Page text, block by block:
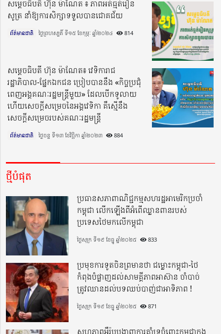
សម្តេចធិបតី ហ៊ុន ម៉ាណែត ៖ ភាពអត់ធ្មត់រៀន
សូត្រ នាំឱ្យការសិក្សាទទួលបានជោគជ័យ
ព័ត៌មានជាតិ ថ្ងៃព្រហស្បតិ៍ ទី១៥ ខែកុម្ភៈ ឆ្នាំ២០២៤​ 814
សម្ដេចធិបតី ហ៊ុន ម៉ាណែត៖ វេទិការាជ
រដ្ឋាភិបាល-ផ្នែកឯកជន ប្រៀបបាននឹង «កិច្ចប្រជុំ
ពេញអង្គគណៈរដ្ឋមន្ត្រីមួយ» ដែលបើកទូលាយ
ហើយសេចក្ដីសម្រេចនៃអង្គវេទិកា គឺស្មើនឹង
សេចក្ដីសម្រេចរបស់គណៈរដ្ឋមន្ត្រី
ព័ត៌មានជាតិ ថ្ងៃចន្ទ ទី១៣ ខែវិច្ឆិកា ឆ្នាំ២០២៣​ 884
ថ្មីបំផុត
ប្រធានសភាពាណិជ្ជកម្មសហរដ្ឋអាមេរិកប្រចាំ
កម្ពុជា លើកឡើងពីអំពើឈ្លានពានរបស់
ប្រទេសថៃមកលើកម្ពុជា
ថ្ងៃសុក្រ ទី១៩ ខែធ្នូ ឆ្នាំ២០២៥ 833
ប្រមុខការទូតចិនព្រមានថា ជម្លោះកម្ពុជា-ថៃ
កំពុងបំផ្លាញដល់សាមគ្គីភាពអាស៊ាន ចាំបាច់
ត្រូវឈានដល់បទឈប់បាញ់ជាអាទិភាព !
ថ្ងៃសុក្រ ទី១៩ ខែធ្នូ ឆ្នាំ២០២៥ 871
សហភាពអឺរ៉ុបបង្ហាញការគាំទ្រចំពោះកម្ពុជាក្នុង